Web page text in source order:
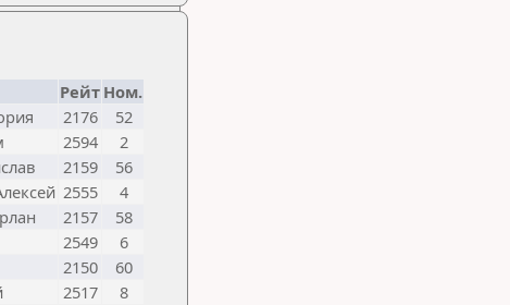
Рейт Ном.
2176
52
2594
2
2159
56
2555
4
2157
58
2549
6
2150
60
2517
8